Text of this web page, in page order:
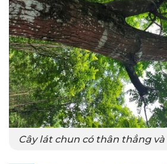
Cây lát chun có thân thẳng